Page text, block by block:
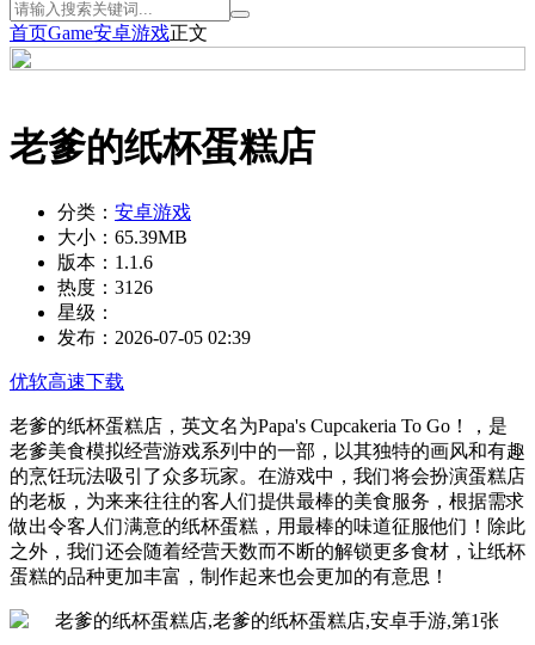
首页Game安卓游戏正文
老爹的纸杯蛋糕店
分类： 安卓游戏
大小： 65.39MB
版本： 1.1.6
热度： 3126
星级：
发布： 2026-07-05 02:39
优软高速下载
老爹的纸杯蛋糕店，英文名为Papa's Cupcakeria To Go！，是
老爹美食模拟经营游戏系列中的一部，以其独特的画风和有趣
的烹饪玩法吸引了众多玩家。在游戏中，我们将会扮演蛋糕店
的老板，为来来往往的客人们提供最棒的美食服务，根据需求
做出令客人们满意的纸杯蛋糕，用最棒的味道征服他们！除此
之外，我们还会随着经营天数而不断的解锁更多食材，让纸杯
蛋糕的品种更加丰富，制作起来也会更加的有意思！